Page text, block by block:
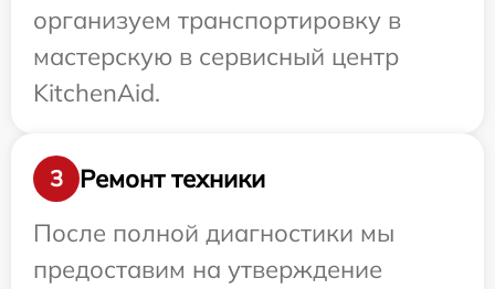
организуем транспортировку в
мастерскую в сервисный центр
KitchenAid.
3
Ремонт техники
После полной диагностики мы
предоставим на утверждение